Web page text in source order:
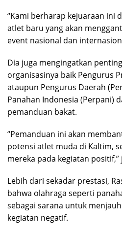
“Kami berharap kejuaraan ini
atlet baru yang akan
event nasional dan
Dia juga mengingatkan
organisasinya baik Pengurus
ataupun Pengurus Daerah
Panahan Indonesia (Perpani)
pemanduan bakat.
“Pemanduan ini akan
potensi atlet muda di Kaltim,
mereka pada kegiatan positif,”
Lebih dari sekadar prestasi,
bahwa olahraga seperti
sebagai sarana untuk
kegiatan negatif.